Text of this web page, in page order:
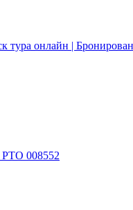
РТО 008552